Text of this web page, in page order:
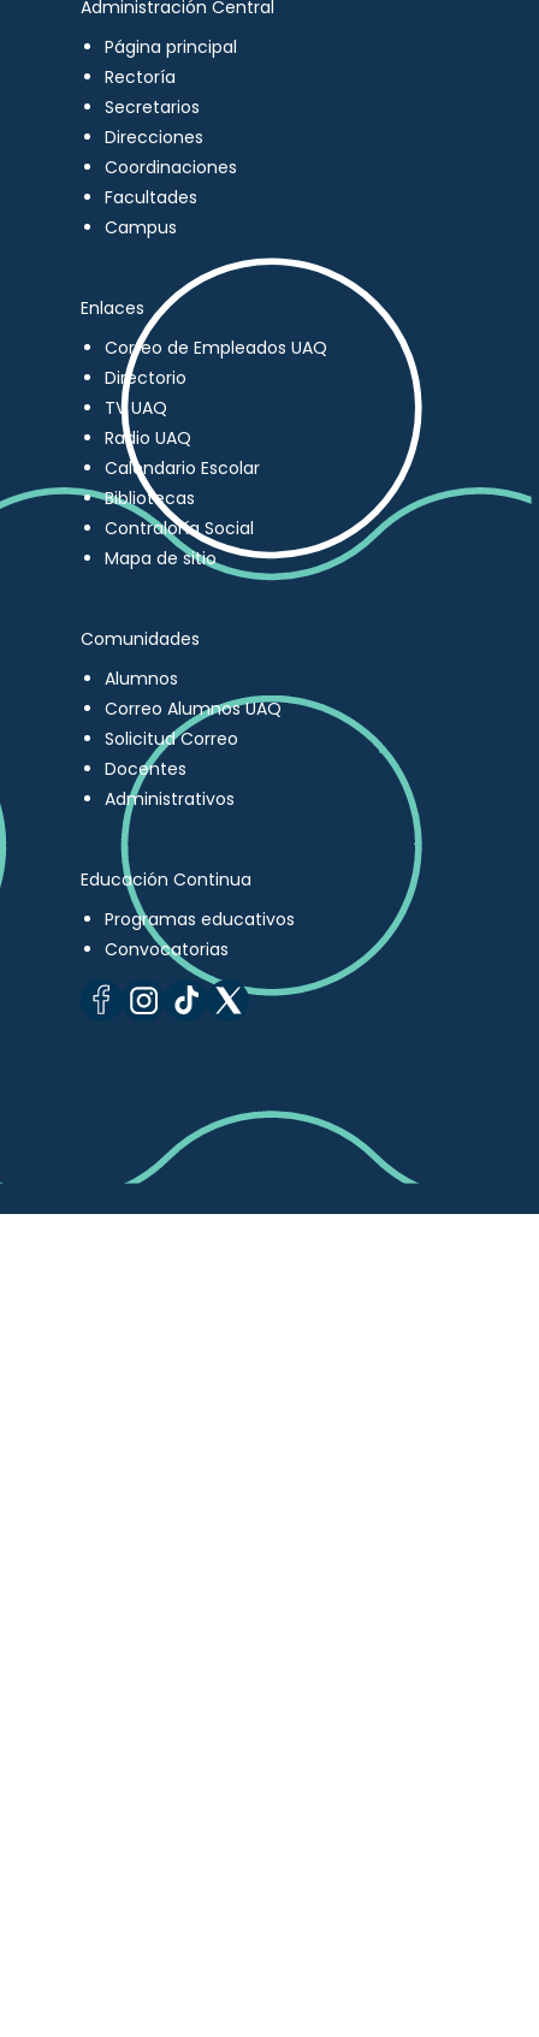
Administración Central
Página principal
Rectoría
Secretarios
Direcciones
Coordinaciones
Facultades
Campus
Enlaces
Correo de Empleados UAQ
Directorio
TV UAQ
Radio UAQ
Calendario Escolar
Bibliotecas
Contraloría Social
Mapa de sitio
Comunidades
Alumnos
Correo Alumnos UAQ
Solicitud Correo
Docentes
Administrativos
Educación Continua
Programas educativos
Convocatorias